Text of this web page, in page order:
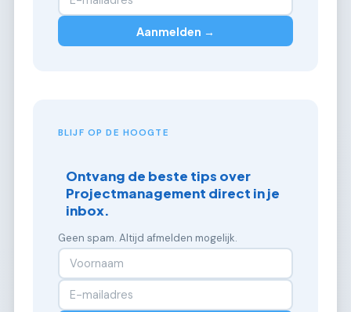
Aanmelden →
BLIJF OP DE HOOGTE
Ontvang de beste tips over
Projectmanagement direct in je
inbox.
Geen spam. Altijd afmelden mogelijk.